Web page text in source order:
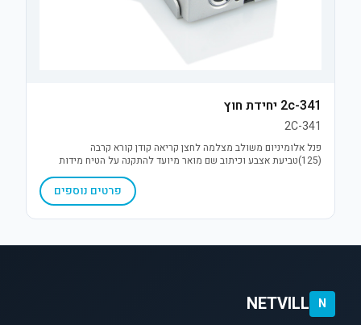
2c-341 יחידת חוץ
2C-341
פנל אלומיניום משולב מצלמה לחצן קריאה קודן קורא קרבה
(125)טביעת אצבע וכיתוב שם מואר מיועד להתקנה על הטיח מידות
פרטים נוספים
N
NETVILL